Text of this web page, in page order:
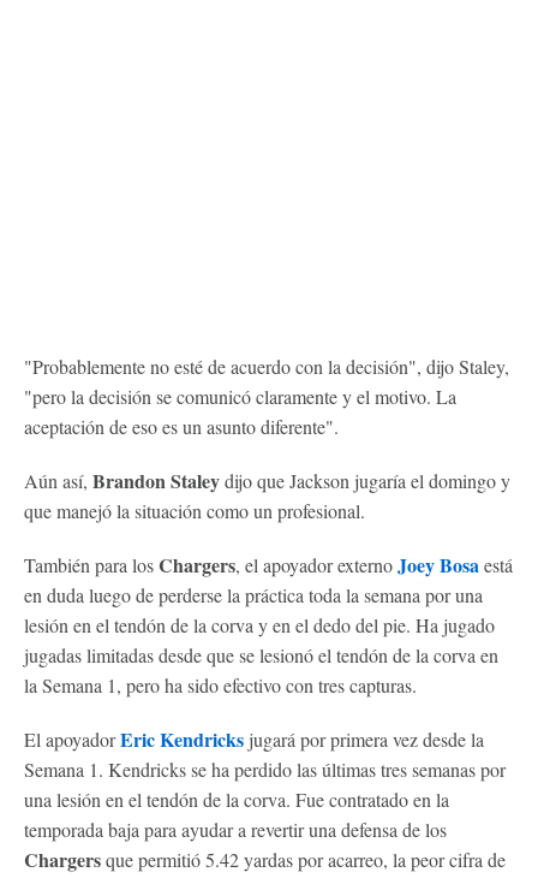
"Probablemente no esté de acuerdo con la decisión", dijo Staley,
"pero la decisión se comunicó claramente y el motivo. La
aceptación de eso es un asunto diferente".
Aún así, Brandon Staleydijo que Jackson jugaría el domingo y
que manejó la situación como un profesional.
También para losChargers, el apoyador externoJoey Bosaestá
en duda luego de perderse la práctica toda la semana por una
lesión en el tendón de la corva y en el dedo del pie. Ha jugado
jugadas limitadas desde que se lesionó el tendón de la corva en
la Semana 1, pero ha sido efectivo con tres capturas.
El apoyadorEric Kendricks jugará por primera vez desde la
Semana 1. Kendricks se ha perdido las últimas tres semanas por
una lesión en el tendón de la corva. Fue contratado en la
temporada baja para ayudar a revertir una defensa de los
Chargersque permitió 5.42 yardas por acarreo, la peor cifra de